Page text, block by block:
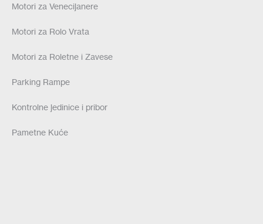
Motori za Venecijanere
Motori za Rolo Vrata
Motori za Roletne i Zavese
Parking Rampe
Kontrolne jedinice i pribor
Pametne Kuće